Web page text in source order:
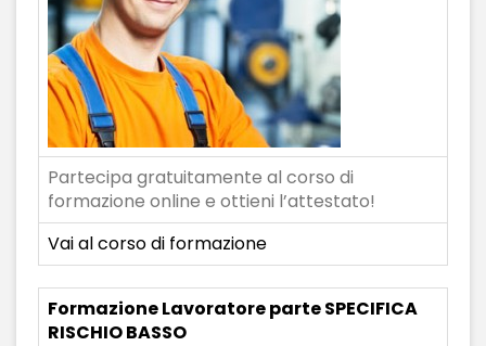
Partecipa gratuitamente al corso di
formazione online e ottieni l’attestato!
Vai al corso di formazione
Formazione Lavoratore parte SPECIFICA
RISCHIO BASSO